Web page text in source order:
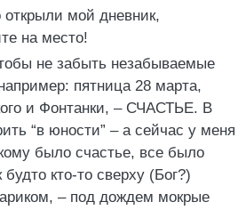
мой дневник,
на место!
не забыть незабываемые
пятница 28 марта,
и Фонтанки, – СЧАСТЬЕ. В
“в юности” – а сейчас у меня
было счастье, все было
кто-то сверху (Бог?)
– под дождем мокрые